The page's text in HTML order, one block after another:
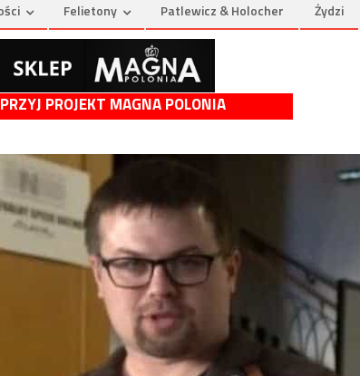
Felietony Patlewicz & Holocher Żydzi
PROJEKT MAGNA POLONIA